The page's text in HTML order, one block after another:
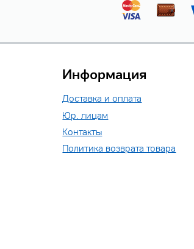
Информация
Доставка и оплата
Юр. лицам
Контакты
Политика возврата товара